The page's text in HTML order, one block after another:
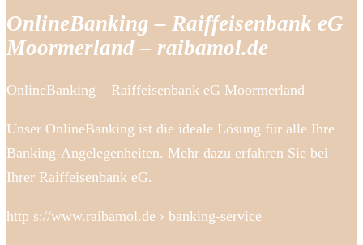
OnlineBanking – Raiffeisenbank eG
Moormerland – raibamol.de
OnlineBanking – Raiffeisenbank eG Moormerland
Unser OnlineBanking ist die ideale Lösung für alle Ihre
Banking-Angelegenheiten. Mehr dazu erfahren Sie bei
Ihrer Raiffeisenbank eG.
http s://www.raibamol.de › banking-service